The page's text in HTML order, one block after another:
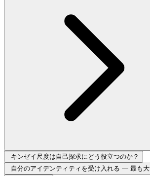
キンゼイ尺度は自己探求にどう役立つのか？
自分のアイデンティティを受け入れる — 最も大